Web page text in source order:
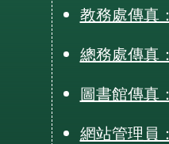
教務處傳真
總務處傳真
圖書館傳真
網站管理員：